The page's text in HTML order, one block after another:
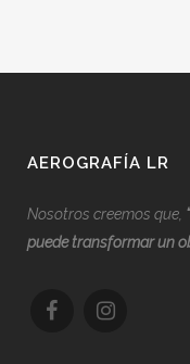
AEROGRAFÍA LR
Nosotros creemos que, “
puede transformar un